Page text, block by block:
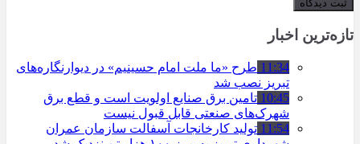
تازه‌ترین اخبار
11:34 طرح «ما ملت امام حسینیم» در دیوارنگاره‌های
تبریز نصب شد
10:45 تامین برق صنایع اولویت است و قطع برق
شهرک‌های صنعتی قابل قبول نیست
11:54 تولید کارخانجات آسفالت سازمان عمران